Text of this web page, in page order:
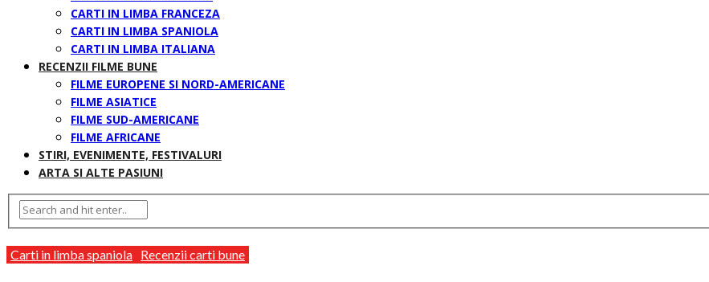
CARTI IN LIMBA FRANCEZA
CARTI IN LIMBA SPANIOLA
CARTI IN LIMBA ITALIANA
RECENZII FILME BUNE
FILME EUROPENE SI NORD-AMERICANE
FILME ASIATICE
FILME SUD-AMERICANE
FILME AFRICANE
STIRI, EVENIMENTE, FESTIVALURI
ARTA SI ALTE PASIUNI
Carti in limba spaniola Recenzii carti bune